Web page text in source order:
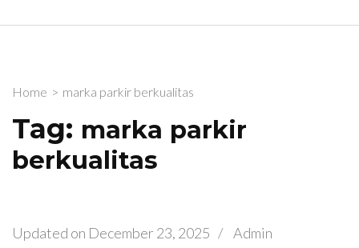
Home > marka parkir berkualitas
Tag: marka parkir
berkualitas
Updated on December 23, 2025 / Admin